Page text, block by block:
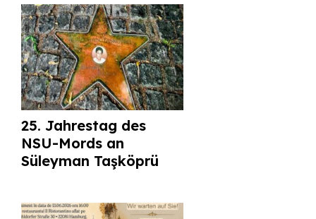
25. Jahrestag des
NSU-Mords an
Süleyman Taşköprü